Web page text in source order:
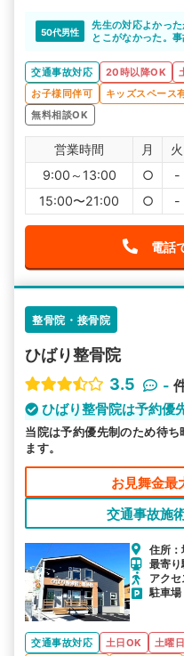
50代男性
先生の対応よかっ
とこがなかった。
交通事故対応 20時以降OK
お子様同伴可
キッズスペース
無料相談OK
営業時間 月 火
9:00～13:00
○ -
15:00〜21:00
○ -
電話
整骨院・接骨院
ひばり整骨院
3.5
-
ひばり整骨院は予約優
当院は予約優先制のため待
ます。
お見舞金最
交通事故施
住所
最寄
アク
駐車場
交通事故対応 土日OK 土曜